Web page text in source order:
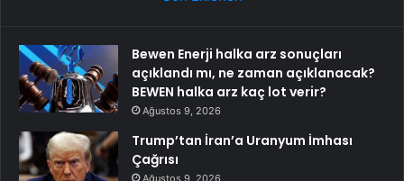
Bewen Enerji halka arz sonuçları
açıklandı mı, ne zaman açıklanacak?
BEWEN halka arz kaç lot verir?
Ağustos 9, 2026
Trump’tan İran’a Uranyum İmhası
Çağrısı
Ağustos 9, 2026